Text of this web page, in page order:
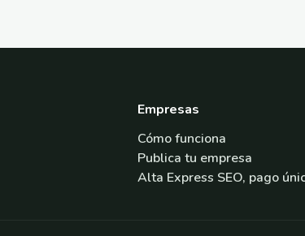
Empresas
Cómo funciona
Publica tu empresa
Alta Express SEO, pago